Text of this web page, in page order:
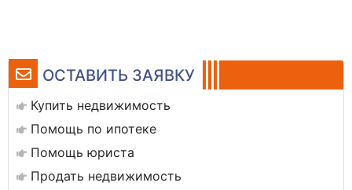
ОСТАВИТЬ ЗАЯВКУ
Купить недвижимость
Помощь по ипотеке
Помощь юриста
Продать недвижимость